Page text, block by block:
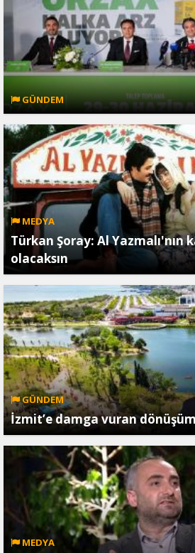
GÜNDEM
MEDYA
Türkan Şoray: Al Yazmalı'nın
olacaksın
GÜNDEM
İzmit’e damga vuran
MEDYA